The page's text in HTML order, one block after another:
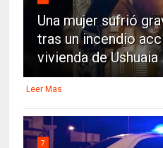
Una mujer sufrió
tras un incendio
vivienda de Ushuaia
Leer Mas
7